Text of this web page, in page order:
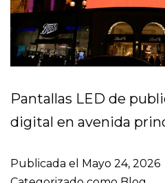
Pantallas LED de
digital en avenida
Publicada el Mayo 24, 2026